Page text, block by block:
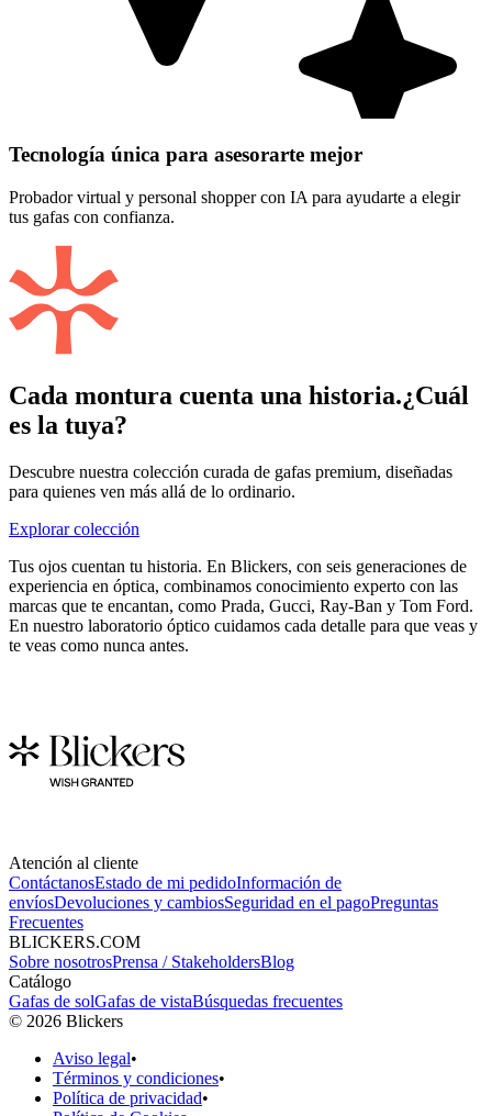
Tecnología única para asesorarte mejor
Probador virtual y personal shopper con IA para ayudarte a elegir
tus gafas con confianza.
Cada montura cuenta una historia.¿Cuál
es la tuya?
Descubre nuestra colección curada de gafas premium, diseñadas
para quienes ven más allá de lo ordinario.
Explorar colección
Tus ojos cuentan tu historia. En Blickers, con seis generaciones de
experiencia en óptica, combinamos conocimiento experto con las
marcas que te encantan, como Prada, Gucci, Ray-Ban y Tom Ford.
En nuestro laboratorio óptico cuidamos cada detalle para que veas y
te veas como nunca antes.
Atención al cliente
ContáctanosEstado de mi pedidoInformación de
envíosDevoluciones y cambiosSeguridad en el pagoPreguntas
Frecuentes
BLICKERS.COM
Sobre nosotrosPrensa / StakeholdersBlog
Catálogo
Gafas de solGafas de vistaBúsquedas frecuentes
© 2026 Blickers
Aviso legal•
Términos y condiciones•
Política de privacidad•